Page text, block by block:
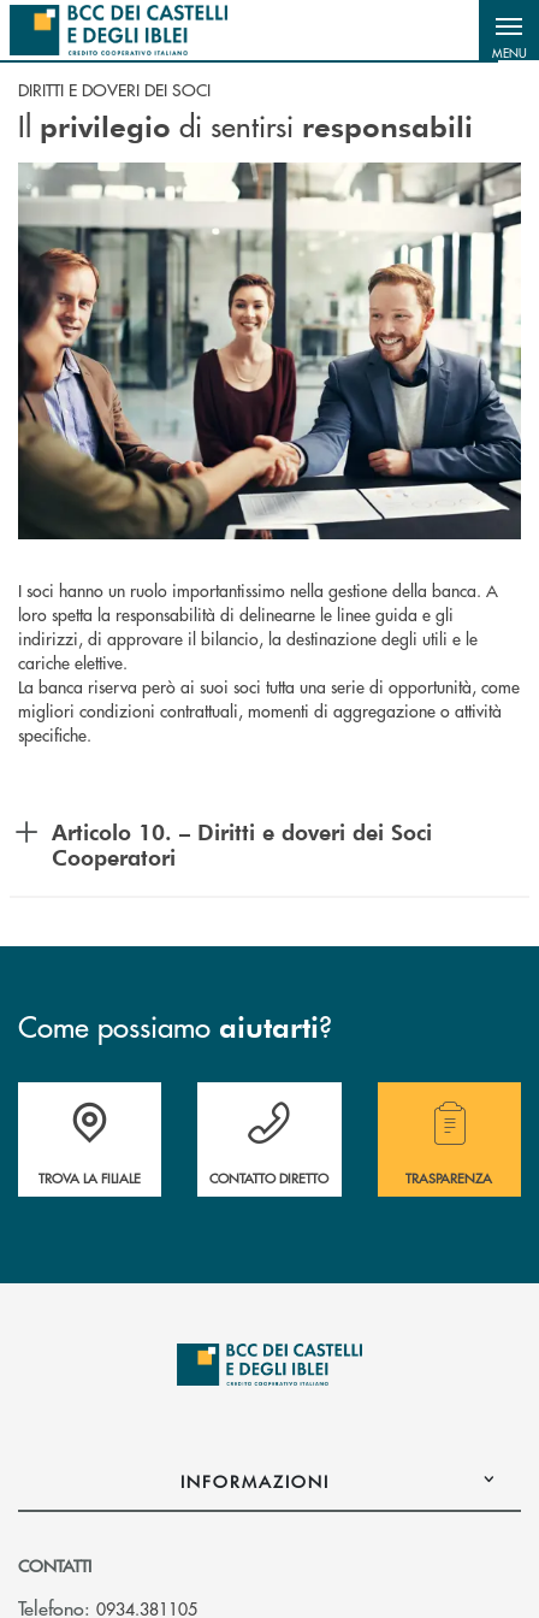
Salta al contenuto principale
MENU
DIRITTI E DOVERI DEI SOCI
Il privilegio di sentirsi responsabili
I soci hanno un ruolo importantissimo nella gestione della banca. A
loro spetta la responsabilità di delinearne le linee guida e gli
indirizzi, di approvare il bilancio, la destinazione degli utili e le
cariche elettive.
La banca riserva però ai suoi soci tutta una serie di opportunità, come
migliori condizioni contrattuali, momenti di aggregazione o attività
specifiche.
Articolo 10. – Diritti e doveri dei Soci
Cooperatori
Come possiamo aiutarti?
Accedi all' elenco completo delle filiali .
TROVA LA FILIALE
Hai bisogno di assistenza immediata?
CONTATTO DIRETTO
Hai bisogno di
TRASPARENZA
INFORMAZIONI
CONTATTI
Telefono: 0934.381105